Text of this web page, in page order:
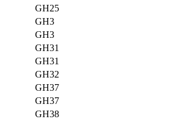
GH25
GH3
GH3
GH31
GH31
GH32
GH37
GH37
GH38